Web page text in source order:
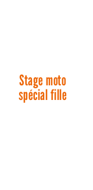
Stage moto
spécial fille